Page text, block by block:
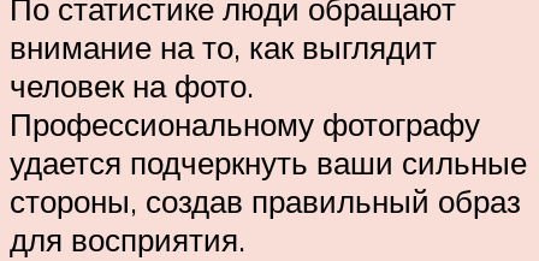
По статистике люди обращают
внимание на то, как выглядит
человек на фото.
Профессиональному фотографу
удается подчеркнуть ваши сильные
стороны, создав правильный образ
для восприятия.